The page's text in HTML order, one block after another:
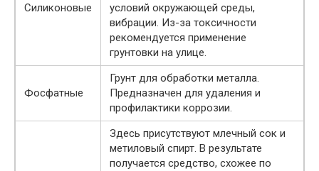
Силиконовые
условий окружающей среды,
вибрации. Из-за токсичности
рекомендуется применение
грунтовки на улице.
Фосфатные
Грунт для обработки металла.
Предназначен для удаления и
профилактики коррозии.
Здесь присутствуют млечный сок и
метиловый спирт. В результате
получается средство, схожее по